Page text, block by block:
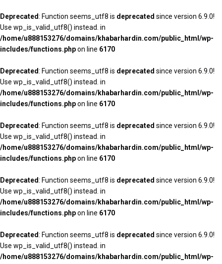
Deprecated: Function seems_utf8 is deprecated since version 6.9.0!
Use wp_is_valid_utf8() instead. in
/home/u888153276/domains/khabarhardin.com/public_html/wp-
includes/functions.phpon line 6170
Deprecated: Function seems_utf8 is deprecated since version 6.9.0!
Use wp_is_valid_utf8() instead. in
/home/u888153276/domains/khabarhardin.com/public_html/wp-
includes/functions.phpon line 6170
Deprecated: Function seems_utf8 is deprecated since version 6.9.0!
Use wp_is_valid_utf8() instead. in
/home/u888153276/domains/khabarhardin.com/public_html/wp-
includes/functions.phpon line 6170
Deprecated: Function seems_utf8 is deprecated since version 6.9.0!
Use wp_is_valid_utf8() instead. in
/home/u888153276/domains/khabarhardin.com/public_html/wp-
includes/functions.phpon line 6170
Deprecated: Function seems_utf8 is deprecated since version 6.9.0!
Use wp_is_valid_utf8() instead. in
/home/u888153276/domains/khabarhardin.com/public_html/wp-